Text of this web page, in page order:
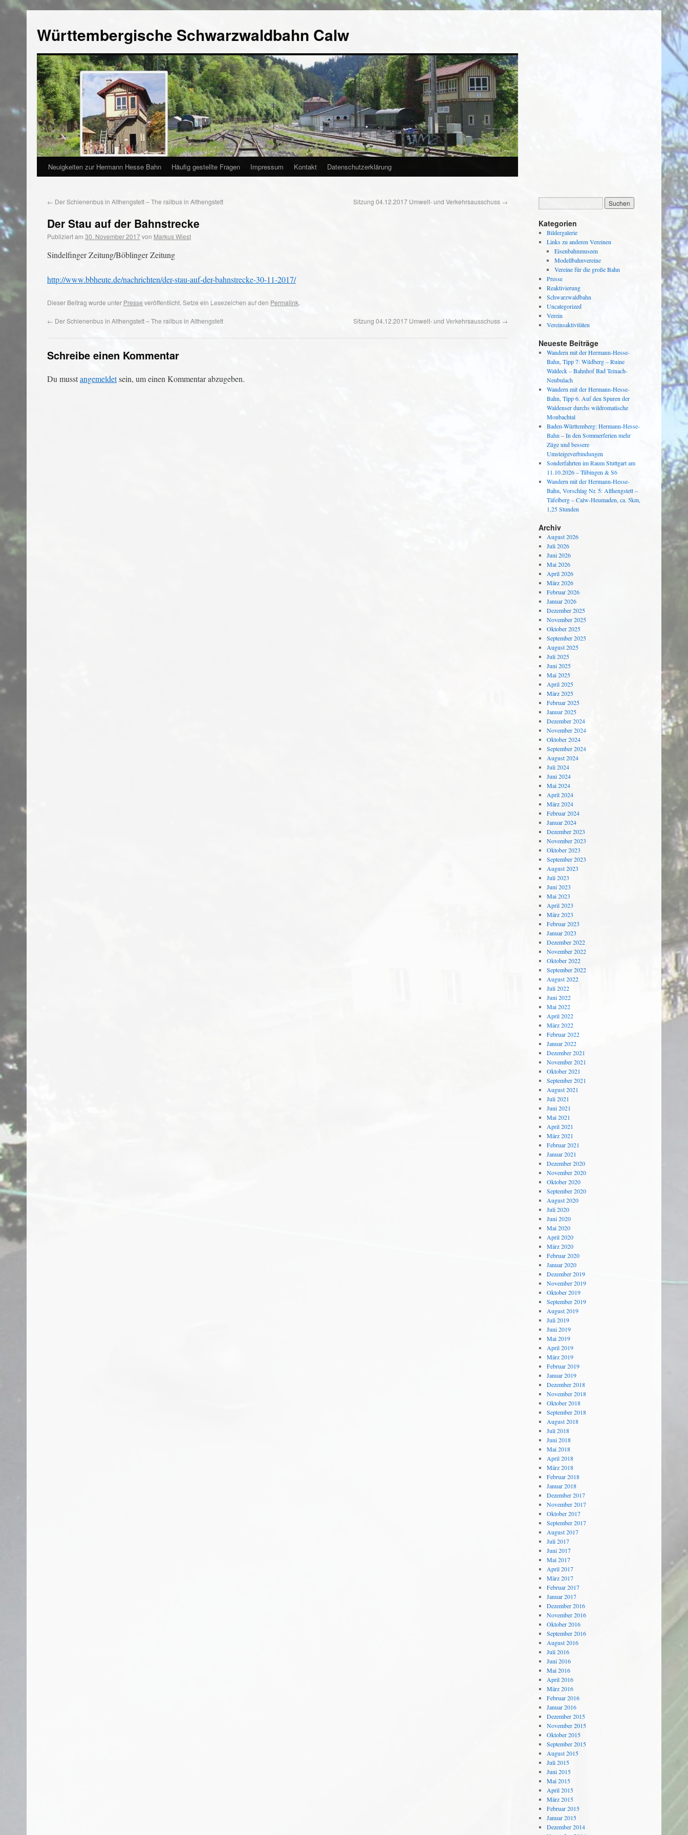
Württembergische Schwarzwaldbahn Calw
Neuigkeiten zur Hermann Hesse Bahn Häufig gestellte Fragen Impressum Kontakt Datenschutzerklärung
← Der Schienenbus in Althengstett – The railbus in Althengstett Sitzung 04.12.2017 Umwelt- und Verkehrsausschuss →
Der Stau auf der Bahnstrecke
Publiziert am 30. November 2017von Markus Wiest
Sindelfinger Zeitung/Böblinger Zeitung
http://www.bbheute.de/nachrichten/der-stau-auf-der-bahnstrecke-30-11-2017/
Dieser Beitrag wurde unter Presse veröffentlicht. Setze ein Lesezeichen auf den Permalink.
← Der Schienenbus in Althengstett – The railbus in Althengstett Sitzung 04.12.2017 Umwelt- und Verkehrsausschuss →
Schreibe einen Kommentar
Du musstangemeldetsein, um einen Kommentar abzugeben.
Kategorien
Bildergalerie
Links zu anderen Vereinen
Eisenbahnmuseen
Modellbahnvereine
Vereine für die große Bahn
Presse
Reaktivierung
Schwarzwaldbahn
Uncategorized
Verein
Vereinsaktivitäten
Neueste Beiträge
Wandern mit der Hermann-Hesse-
Bahn, Tipp 7: Wildberg – Ruine
Waldeck – Bahnhof Bad Teinach-
Neubulach
Wandern mit der Hermann-Hesse-
Bahn, Tipp 6. Auf den Spuren der
Waldenser durchs wildromatische
Monbachtal
Baden-Württemberg: Hermann-Hesse-
Bahn – In den Sommerferien mehr
Züge und bessere
Umsteigeverbindungen
Sonderfahrten im Raum Stuttgart am
11.10.2026 – Tübingen & S6
Wandern mit der Hermann-Hesse-
Bahn, Vorschlag Nr. 5: Althengstett –
Täfelberg – Calw-Heumaden, ca. 5km,
1,25 Stunden
Archiv
August 2026
Juli 2026
Juni 2026
Mai 2026
April 2026
März 2026
Februar 2026
Januar 2026
Dezember 2025
November 2025
Oktober 2025
September 2025
August 2025
Juli 2025
Juni 2025
Mai 2025
April 2025
März 2025
Februar 2025
Januar 2025
Dezember 2024
November 2024
Oktober 2024
September 2024
August 2024
Juli 2024
Juni 2024
Mai 2024
April 2024
März 2024
Februar 2024
Januar 2024
Dezember 2023
November 2023
Oktober 2023
September 2023
August 2023
Juli 2023
Juni 2023
Mai 2023
April 2023
März 2023
Februar 2023
Januar 2023
Dezember 2022
November 2022
Oktober 2022
September 2022
August 2022
Juli 2022
Juni 2022
Mai 2022
April 2022
März 2022
Februar 2022
Januar 2022
Dezember 2021
November 2021
Oktober 2021
September 2021
August 2021
Juli 2021
Juni 2021
Mai 2021
April 2021
März 2021
Februar 2021
Januar 2021
Dezember 2020
November 2020
Oktober 2020
September 2020
August 2020
Juli 2020
Juni 2020
Mai 2020
April 2020
März 2020
Februar 2020
Januar 2020
Dezember 2019
November 2019
Oktober 2019
September 2019
August 2019
Juli 2019
Juni 2019
Mai 2019
April 2019
März 2019
Februar 2019
Januar 2019
Dezember 2018
November 2018
Oktober 2018
September 2018
August 2018
Juli 2018
Juni 2018
Mai 2018
April 2018
März 2018
Februar 2018
Januar 2018
Dezember 2017
November 2017
Oktober 2017
September 2017
August 2017
Juli 2017
Juni 2017
Mai 2017
April 2017
März 2017
Februar 2017
Januar 2017
Dezember 2016
November 2016
Oktober 2016
September 2016
August 2016
Juli 2016
Juni 2016
Mai 2016
April 2016
März 2016
Februar 2016
Januar 2016
Dezember 2015
November 2015
Oktober 2015
September 2015
August 2015
Juli 2015
Juni 2015
Mai 2015
April 2015
März 2015
Februar 2015
Januar 2015
Dezember 2014